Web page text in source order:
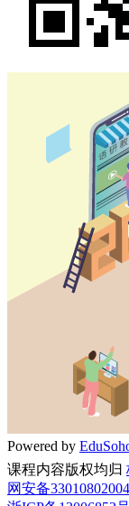
Powered by
课程内容版权均归
网安备